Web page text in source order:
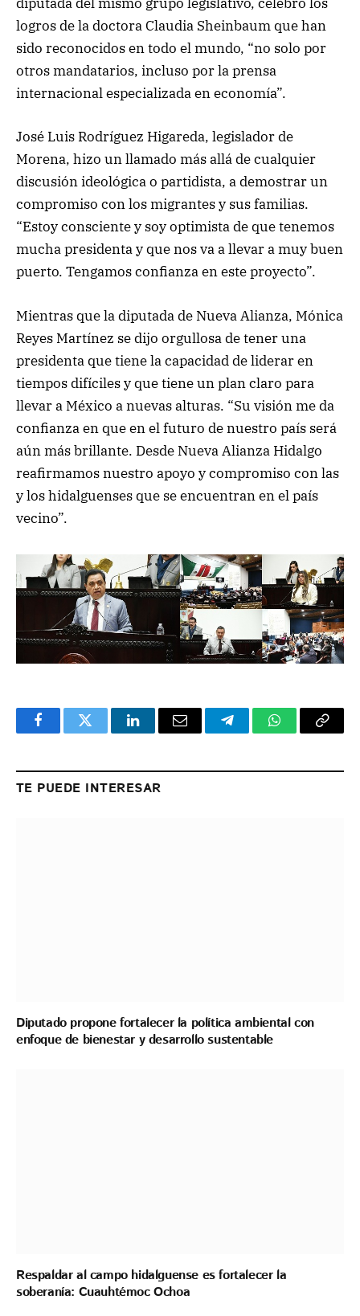
logros de la doctora Claudia Sheinbaum que han
sido reconocidos en todo el mundo, “no solo por
otros mandatarios, incluso por la prensa
internacional especializada en economía”.
José Luis Rodríguez Higareda, legislador de
Morena, hizo un llamado más allá de cualquier
discusión ideológica o partidista, a demostrar un
compromiso con los migrantes y sus familias.
“Estoy consciente y soy optimista de que tenemos
mucha presidenta y que nos va a llevar a muy buen
puerto. Tengamos confianza en este proyecto”.
Mientras que la diputada de Nueva Alianza, Mónica
Reyes Martínez se dijo orgullosa de tener una
presidenta que tiene la capacidad de liderar en
tiempos difíciles y que tiene un plan claro para
llevar a México a nuevas alturas. “Su visión me da
confianza en que en el futuro de nuestro país será
aún más brillante. Desde Nueva Alianza Hidalgo
reafirmamos nuestro apoyo y compromiso con las
y los hidalguenses que se encuentran en el país
vecino”.
FacebookTwitter LinkedInEmail TelegramWhatsApp
Copy
TE PUEDE INTERESAR
Diputado propone fortalecer la política ambiental con
enfoque de bienestar y desarrollo sustentable
Respaldar al campo hidalguense es fortalecer la
soberanía: Cuauhtémoc Ochoa